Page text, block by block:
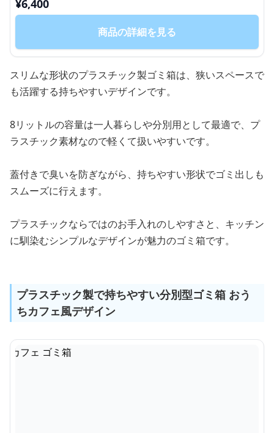
¥6,400
商品の詳細を見る
スリムな形状のプラスチック製ゴミ箱は、狭いスペースで
も活躍する持ちやすいデザインです。
8リットルの容量は一人暮らしや分別用として最適で、プ
ラスチック素材なので軽くて扱いやすいです。
蓋付きで臭いを防ぎながら、持ちやすい形状でゴミ出しも
スムーズに行えます。
プラスチックならではのお手入れのしやすさと、キッチン
に馴染むシンプルなデザインが魅力のゴミ箱です。
プラスチック製で持ちやすい分別型ゴミ箱 おう
ちカフェ風デザイン